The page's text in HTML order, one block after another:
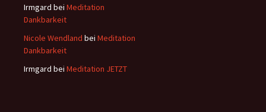
Irmgard bei Meditation
Dankbarkeit
Nicole Wendland bei Meditation
Dankbarkeit
Irmgard bei Meditation JETZT